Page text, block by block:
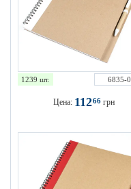
1239 шт. 6835-
Цена: 11266грн